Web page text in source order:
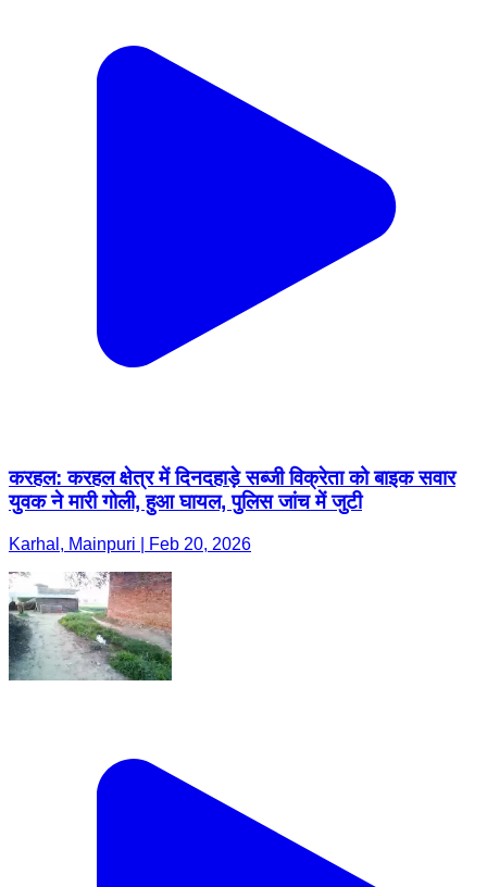
करहल: करहल क्षेत्र में दिनदहाड़े सब्जी विक्रेता को बाइक सवार
युवक ने मारी गोली, हुआ घायल, पुलिस जांच में जुटी
Karhal, Mainpuri | Feb 20, 2026